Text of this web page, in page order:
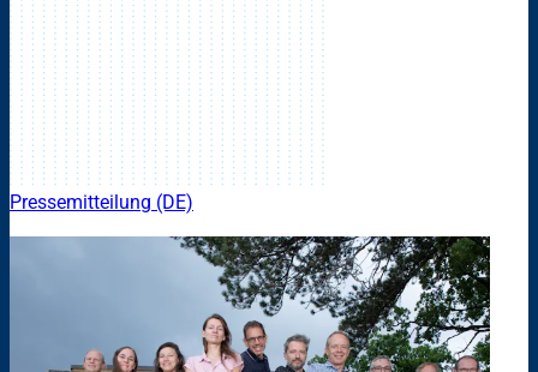
Pressemitteilung (DE)